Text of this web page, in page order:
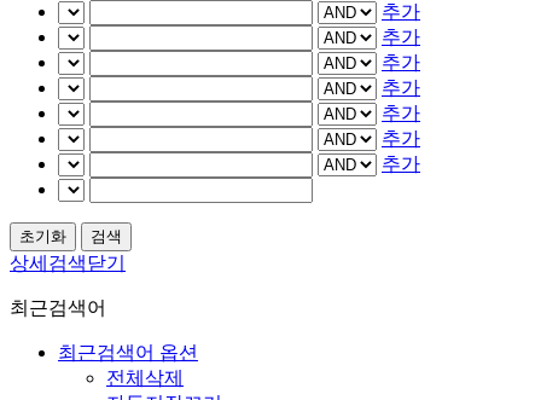
추가
추가
추가
추가
추가
추가
추가
상세검색닫기
최근검색어
최근검색어 옵션
전체삭제